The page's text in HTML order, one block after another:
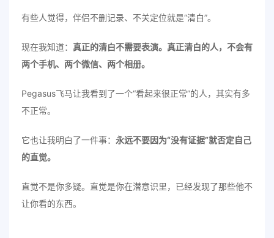
有些人觉得，伴侣不删记录、不关定位就是“清白”。
现在我知道： 真正的清白不需要表演。真正清白的人，不会有
两个手机、两个微信、两个相册。
Pegasus飞马让我看到了一个“看起来很正常”的人，其实有多
不正常。
它也让我明白了一件事： 永远不要因为“没有证据”就否定自己
的直觉。
直觉不是你多疑。直觉是你在潜意识里，已经发现了那些他不
让你看的东西。